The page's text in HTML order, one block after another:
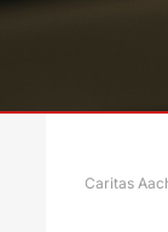
Caritas